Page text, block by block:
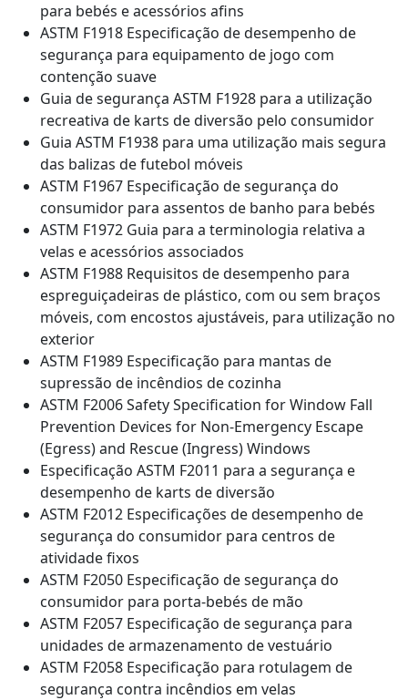
para bebés e acessórios afins
ASTM F1918 Especificação de desempenho de
segurança para equipamento de jogo com
contenção suave
Guia de segurança ASTM F1928 para a utilização
recreativa de karts de diversão pelo consumidor
Guia ASTM F1938 para uma utilização mais segura
das balizas de futebol móveis
ASTM F1967 Especificação de segurança do
consumidor para assentos de banho para bebés
ASTM F1972 Guia para a terminologia relativa a
velas e acessórios associados
ASTM F1988 Requisitos de desempenho para
espreguiçadeiras de plástico, com ou sem braços
móveis, com encostos ajustáveis, para utilização no
exterior
ASTM F1989 Especificação para mantas de
supressão de incêndios de cozinha
ASTM F2006 Safety Specification for Window Fall
Prevention Devices for Non-Emergency Escape
(Egress) and Rescue (Ingress) Windows
Especificação ASTM F2011 para a segurança e
desempenho de karts de diversão
ASTM F2012 Especificações de desempenho de
segurança do consumidor para centros de
atividade fixos
ASTM F2050 Especificação de segurança do
consumidor para porta-bebés de mão
ASTM F2057 Especificação de segurança para
unidades de armazenamento de vestuário
ASTM F2058 Especificação para rotulagem de
segurança contra incêndios em velas